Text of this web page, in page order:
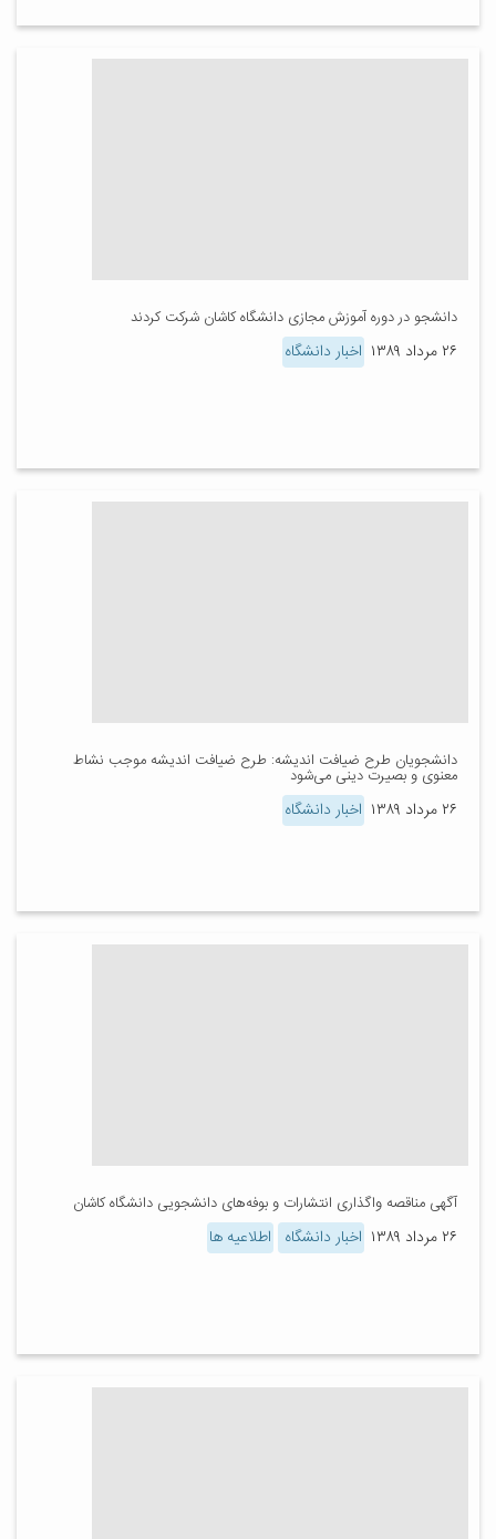
دانشجو در دوره آموزش مجازی دانشگاه کاشان شرکت کردند
۲۶ مرداد ۱۳۸۹ اخبار دانشگاه
دانشجویان طرح ضیافت اندیشه: طرح ضیافت اندیشه موجب نشاط
معنوی و بصیرت دینی می‌شود
۲۶ مرداد ۱۳۸۹ اخبار دانشگاه
آگهی مناقصه واگذاری انتشارات و بوفه‌های دانشجویی دانشگاه کاشان
۲۶ مرداد ۱۳۸۹ اخبار دانشگاه اطلاعیه ها